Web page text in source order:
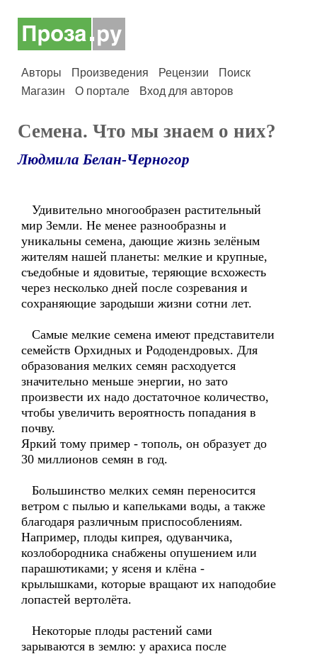
Авторы Произведения Рецензии
Поиск
Магазин
О портале Вход для авторов
Семена. Что мы знаем о них?
Людмила Белан-Черногор
Удивительно многообразен растительный
мир Земли. Не менее разнообразны и
уникальны семена, дающие жизнь зелёным
жителям нашей планеты: мелкие и крупные,
съедобные и ядовитые, теряющие всхожесть
через несколько дней после созревания и
сохраняющие зародыши жизни сотни лет.
Самые мелкие семена имеют представители
семейств Орхидных и Рододендровых. Для
образования мелких семян расходуется
значительно меньше энергии, но зато
произвести их надо достаточное количество,
чтобы увеличить вероятность попадания в
почву.
Яркий тому пример - тополь, он образует до
30 миллионов семян в год.
Большинство мелких семян переносится
ветром с пылью и капельками воды, а также
благодаря различным приспособлениям.
Например, плоды кипрея, одуванчика,
козлобородника снабжены опушением или
парашютиками; у ясеня и клёна -
крылышками, которые вращают их наподобие
лопастей вертолёта.
Некоторые плоды растений сами
зарываются в землю: у арахиса после